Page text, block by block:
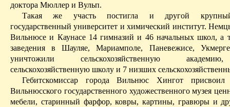
доктора Мюллер и Вульп.
Такая же участь постигла и другой
государственныйуниверситет и химический институт.
Вильнюсе и Каунасе 14 гимназий и 46 начальных школ, а
заведения в Шауляе,Мариамполе, Паневежисе, Укмерге
уничтожили сельскохозяйственную
сельскохозяйственную школу и 7 низших
Гебитскомиссаргорода Вильнюс Хингот
Вильнюсского государственного художественногомузея
мебели, старинный фарфор, ковры, картины, гравюры и